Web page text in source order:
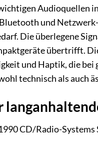
Audioquellen
und
Die überlegene
übertrifft.
und Haptik, die
technisch als auch
CD/Radio-